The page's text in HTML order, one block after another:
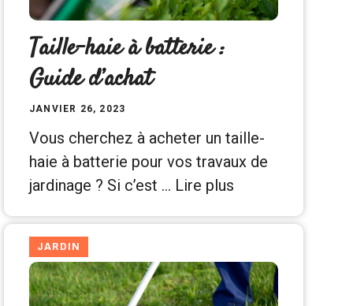
Taille-haie à batterie :
Guide d’achat
JANVIER 26, 2023
Vous cherchez à acheter un taille-
haie à batterie pour vos travaux de
jardinage ? Si c’est … Lire plus
JARDIN